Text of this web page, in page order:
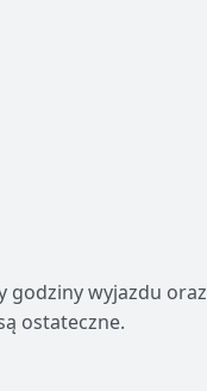
godziny wyjazdu oraz
ostateczne.